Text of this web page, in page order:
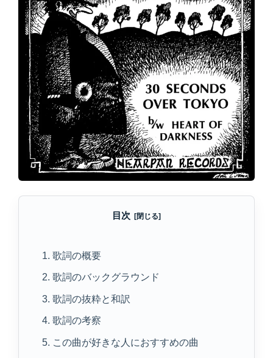
目次
1. 歌詞の概要
2. 歌詞のバックグラウンド
3. 歌詞の抜粋と和訳
4. 歌詞の考察
5. この曲が好きな人におすすめの曲